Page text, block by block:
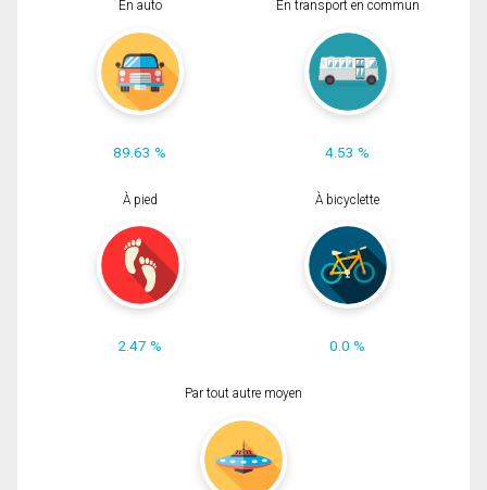
En auto
89.63 %
En transport en commun
4.53 %
À pied
2.47 %
À bicyclette
0.0 %
Par tout autre moyen